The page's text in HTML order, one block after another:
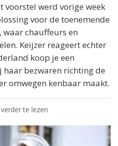
voorstel werd vorige week
voor de toenemende
chauffeurs en
Keijzer reageert echter
koop je een
haar bezwaren richting de
omwegen kenbaar maakt.
te lezen